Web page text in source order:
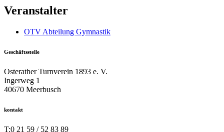
Veranstalter
OTV Abteilung Gymnastik
Geschäftsstelle
Osterather Turnverein 1893 e. V.
Ingerweg 1
40670 Meerbusch
kontakt
T:0 21 59 / 52 83 89